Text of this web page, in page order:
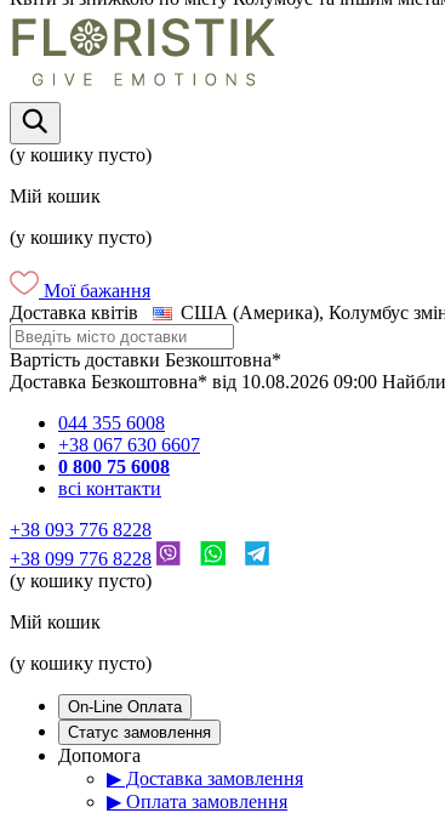
(у кошику пусто)
Мій кошик
(у кошику пусто)
Мої бажання
Доставка квітів
США (Америка), Колумбус
Вартість доставки Безкоштовна*
Доставка Безкоштовна* від 10.08.2026 09:00
044 355 6008
+38 067 630 6607
0 800 75 6008
всі контакти
+38 093 776 8228
+38 099 776 8228
(у кошику пусто)
Мій кошик
(у кошику пусто)
On-Line Оплата
Статус замовлення
Допомога
▶ Доставка замовлення
▶ Оплата замовлення